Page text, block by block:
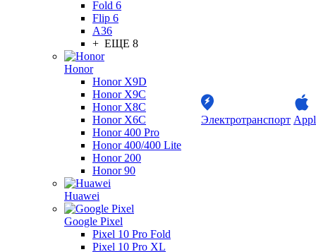
Fold 6
Flip 6
A36
+ ЕЩЕ 8
Honor
Honor X9D
Honor X9C
Honor X8C
Honor X6C
Honor 400 Pro
Honor 400/400 Lite
Honor 200
Honor 90
Huawei
Google Pixel
Pixel 10 Pro Fold
Pixel 10 Pro XL
Электротранспорт